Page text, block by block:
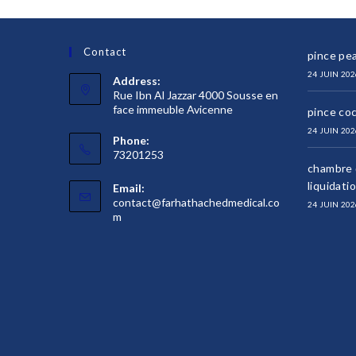
Contact
Address:
Rue Ibn Al Jazzar 4000 Sousse en
face immeuble Avicenne
Phone:
73201253
Email:
contact@farhathachedmedical.co
m
pince
24 JUIN
pince
24 JUIN
24 JUIN